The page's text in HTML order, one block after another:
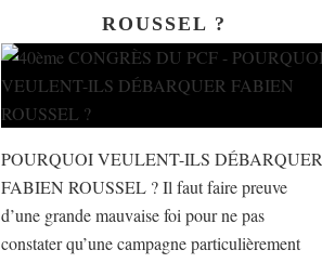
ROUSSEL ?
POURQUOI VEULENT-ILS DÉBARQUER
FABIEN ROUSSEL ? Il faut faire preuve
d’une grande mauvaise foi pour ne pas
constater qu’une campagne particulièrement